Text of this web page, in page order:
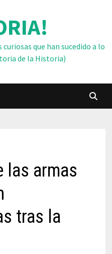
que han sucedido a lo
de la Historia)
las armas
tras la